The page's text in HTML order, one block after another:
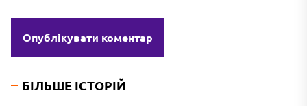
БІЛЬШЕ ІСТОРІЙ